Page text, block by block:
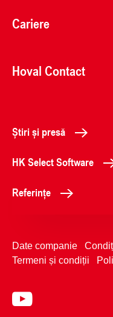
Cariere
Hoval Contact
Știri și presă
HK Select Software
Referințe
Date companie
Termeni și condiții